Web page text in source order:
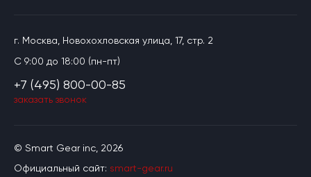
© Smart Gear inc, 2026
Официальный сайт: smart-gear.ru
г. Москва, Новохохловская улица, 17, стр. 2
C 9:00 до 18:00 (пн-пт)
+7 (495) 800-00-85
заказать звонок